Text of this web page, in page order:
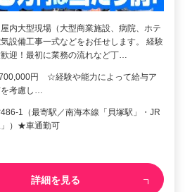
内大型現場（大型商業施設、病院、ホテ
設備工事一式などをお任せします。 経験
迎！最初に業務の流れなど丁…
円 ☆経験や能力によって給与ア
考慮し…
1（最寄駅／南海本線「貝塚駅」・JR
」）★車通勤可
詳細を見る